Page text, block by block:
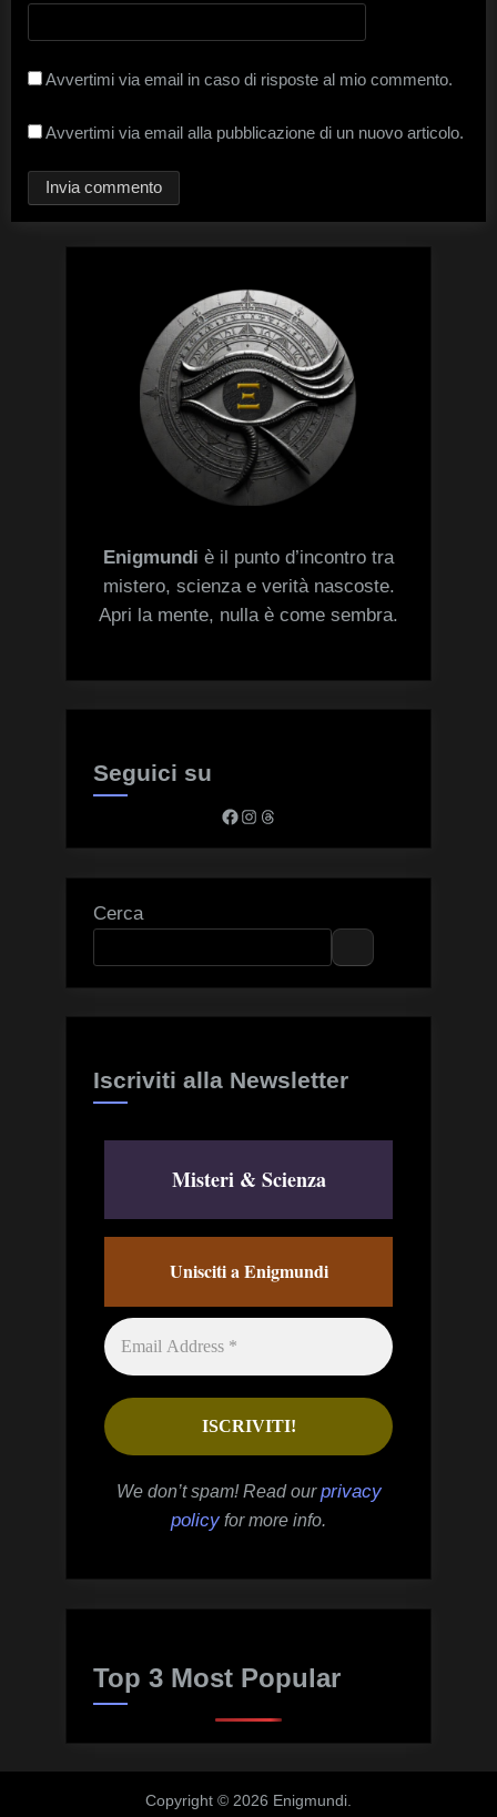
Avvertimi via email in caso di risposte al mio commento.
Avvertimi via email alla pubblicazione di un nuovo articolo.
Enigmundi è il punto d’incontro tra
mistero, scienza e verità nascoste.
Apri la mente, nulla è come sembra.
Seguici su
Facebook
Instagram
Threads
Cerca
Iscriviti alla Newsletter
Misteri & Scienza
Unisciti a Enigmundi
We don’t spam! Read ourprivacy
policyfor more info.
Top 3 Most Popular
Copyright © 2026 Enigmundi.